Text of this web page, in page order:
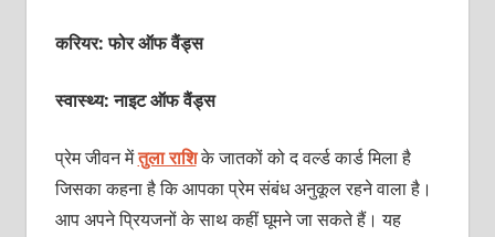
करियर: फोर ऑफ वैंड्स
स्वास्थ्य: नाइट ऑफ वैंड्स
प्रेम जीवन मेंतुला राशिके जातकों को द वर्ल्‍ड कार्ड मिला है
जिसका कहना है कि आपका प्रेम संबंध अनुकूल रहने वाला है।
आप अपने प्रियजनों के साथ कहीं घूमने जा सकते हैं। यह